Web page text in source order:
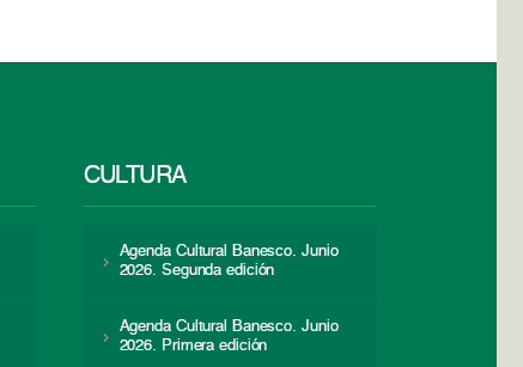
CULTURA
Agenda Cultural Banesco. Junio
2026. Segunda edición
Agenda Cultural Banesco. Junio
2026. Primera edición